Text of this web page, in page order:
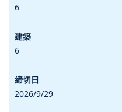
6
6
2026/9/29